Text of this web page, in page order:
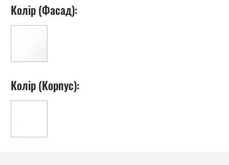
Колір (Фасад):
Колір (Корпус):